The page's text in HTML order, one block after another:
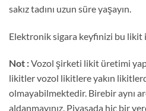
sakız tadını uzun süre yaşayın.
Elektronik sigara keyfinizi bu likit
Not :Vozol şirketi likit üretimi
likitler vozol likitlere yakın
olmayabilmektedir. Birebir aynı
aldanmayınız. Piyasada hiç bir